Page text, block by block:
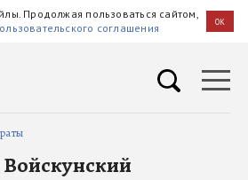
Продолжая пользоваться сайтом,
соглашения OK